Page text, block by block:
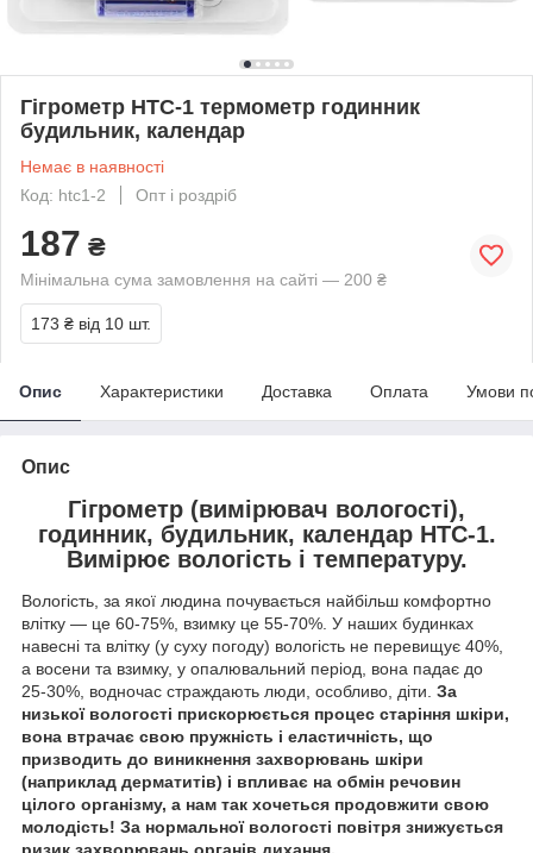
Гігрометр HTC-1 термометр годинник
будильник, календар
Немає в наявності
Код: htc1-2
Опт і роздріб
187 ₴
Мінімальна сума замовлення на сайті — 200 ₴
173 ₴ від 10 шт.
Опис Характеристики Доставка Оплата Умови
Опис
Гігрометр (вимірювач вологості),
годинник, будильник, календар НТС-1.
Вимірює вологість і температуру.
Вологість, за якої людина почувається найбільш комфортно
влітку — це 60-75%, взимку це 55-70%. У наших будинках
навесні та влітку (у суху погоду) вологість не перевищує 40%,
а восени та взимку, у опалювальний період, вона падає до
25-30%, водночас страждають люди, особливо, діти. За
низької вологості прискорюється процес старіння шкіри,
вона втрачає свою пружність і еластичність, що
призводить до виникнення захворювань шкіри
(наприклад дерматитів) і впливає на обмін речовин
цілого організму, а нам так хочеться продовжити свою
молодість! За нормальної вологості повітря знижується